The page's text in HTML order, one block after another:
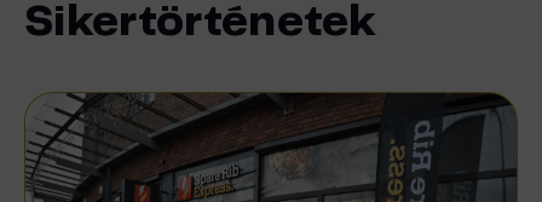
Sikertörténetek